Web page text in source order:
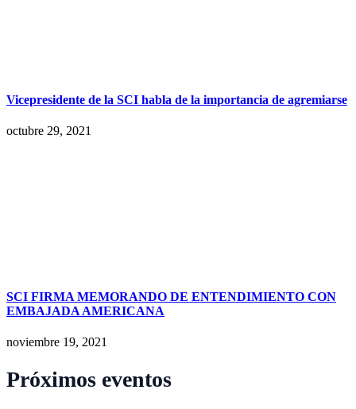
Vicepresidente de la SCI habla de la importancia de agremiarse
octubre 29, 2021
SCI FIRMA MEMORANDO DE ENTENDIMIENTO CON
EMBAJADA AMERICANA
noviembre 19, 2021
Próximos eventos